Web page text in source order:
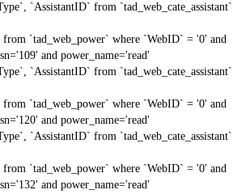
`AssistantID` from `tad_web_cate_assistant`
from `tad_web_power` where `WebID` = '0' and
and power_name='read'
`AssistantID` from `tad_web_cate_assistant`
from `tad_web_power` where `WebID` = '0' and
and power_name='read'
`AssistantID` from `tad_web_cate_assistant`
from `tad_web_power` where `WebID` = '0' and
and power_name='read'